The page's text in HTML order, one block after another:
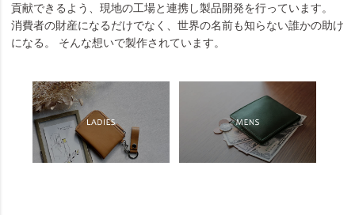
貢献できるよう、現地の工場と連携し製品開発を行っています。
消費者の財産になるだけでなく、世界の名前も知らない誰かの助け
になる。 そんな想いで製作されています。